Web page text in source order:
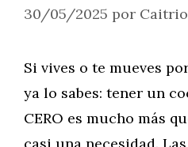
30/05/2025 por
Si vives o te mueves
ya lo sabes: tener un
CERO es mucho más